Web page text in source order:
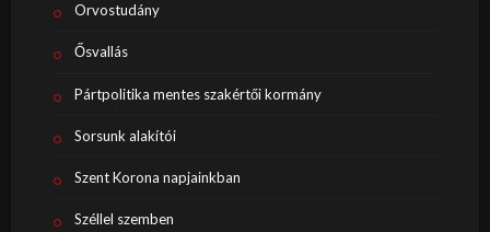
Orvostudány
Ősvallás
Pártpolitika mentes szakértői kormány
Sorsunk alakítói
Szent Korona napjainkban
Széllel szemben